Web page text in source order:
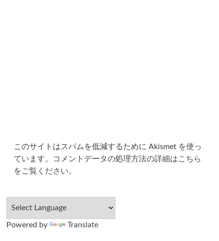
このサイトはスパムを低減するために Akismet を使っ
ています。
コメントデータの処理方法の詳細はこちら
をご覧ください。
Powered by Translate